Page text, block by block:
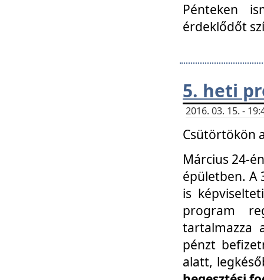
Pénteken
érdeklődőt
5. heti
2016. 03. 15. -
Csütörtökön
Március 24-
épületben. A
is
program
tartalmazza
pénzt
alatt,